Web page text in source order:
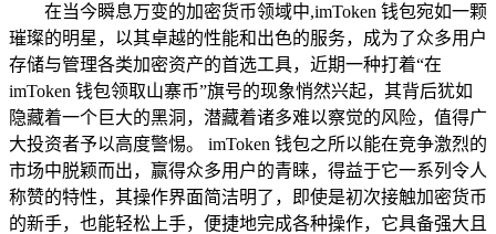
在当今瞬息万变的加密货币领域中,imToken 钱包宛如一颗
璀璨的明星，以其卓越的性能和出色的服务，成为了众多用户
存储与管理各类加密资产的首选工具，近期一种打着“在
imToken 钱包领取山寨币”旗号的现象悄然兴起，其背后犹如
隐藏着一个巨大的黑洞，潜藏着诸多难以察觉的风险，值得广
大投资者予以高度警惕。 imToken 钱包之所以能在竞争激烈的
市场中脱颖而出，赢得众多用户的青睐，得益于它一系列令人
称赞的特性，其操作界面简洁明了，即使是初次接触加密货币
的新手，也能轻松上手，便捷地完成各种操作，它具备强大且